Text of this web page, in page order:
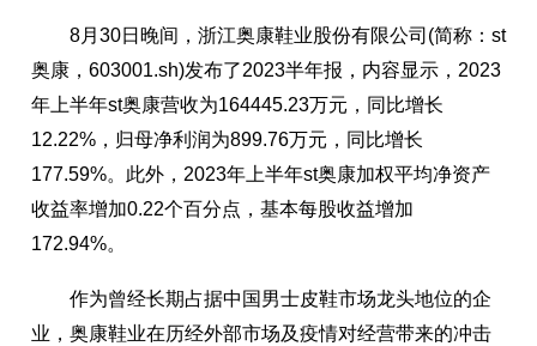
8月30日晚间，浙江奥康鞋业股份有限公司(简称：st
奥康，603001.sh)发布了2023半年报，内容显示，2023
年上半年st奥康营收为164445.23万元，同比增长
12.22%，归母净利润为899.76万元，同比增长
177.59%。此外，2023年上半年st奥康加权平均净资产
收益率增加0.22个百分点，基本每股收益增加
172.94%。
作为曾经长期占据中国男士皮鞋市场龙头地位的企
业，奥康鞋业在历经外部市场及疫情对经营带来的冲击